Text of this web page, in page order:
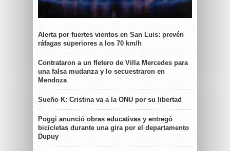
Alerta por fuertes vientos en San Luis: prevén
ráfagas superiores a los 70 km/h
Contrataron a un fletero de Villa Mercedes para
una falsa mudanza y lo secuestraron en
Mendoza
Sueño K: Cristina va a la ONU por su libertad
Poggi anunció obras educativas y entregó
bicicletas durante una gira por el departamento
Dupuy